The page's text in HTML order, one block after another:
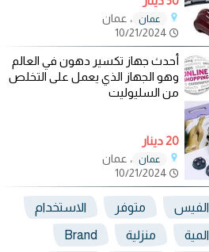
عمان ، عمان
أحدث جهاز تكسير دهون في العالم
وهو الجهاز الذي يعمل على التخلص
من السليوليت
20 دينار
عمان ، عمان
الفيس متوفر الاستخدام
المية منزلية Brand